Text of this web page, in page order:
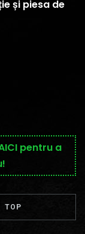
și piesa de
pentru a
TOP